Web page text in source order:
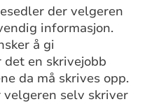
der velgeren
informasjon.
å gi
en skrivejobb
da må skrives opp.
selv skriver